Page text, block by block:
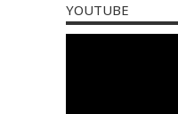
YOUTUBE